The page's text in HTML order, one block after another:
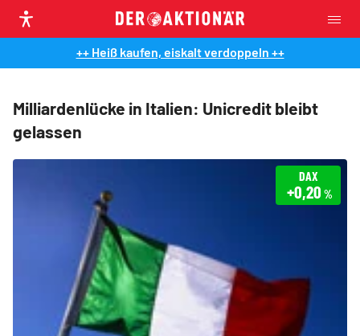
++ Heiß kaufen, eiskalt verdoppeln ++
Milliardenlücke in Italien: Unicredit bleibt
gelassen
DAX
+0,20 %